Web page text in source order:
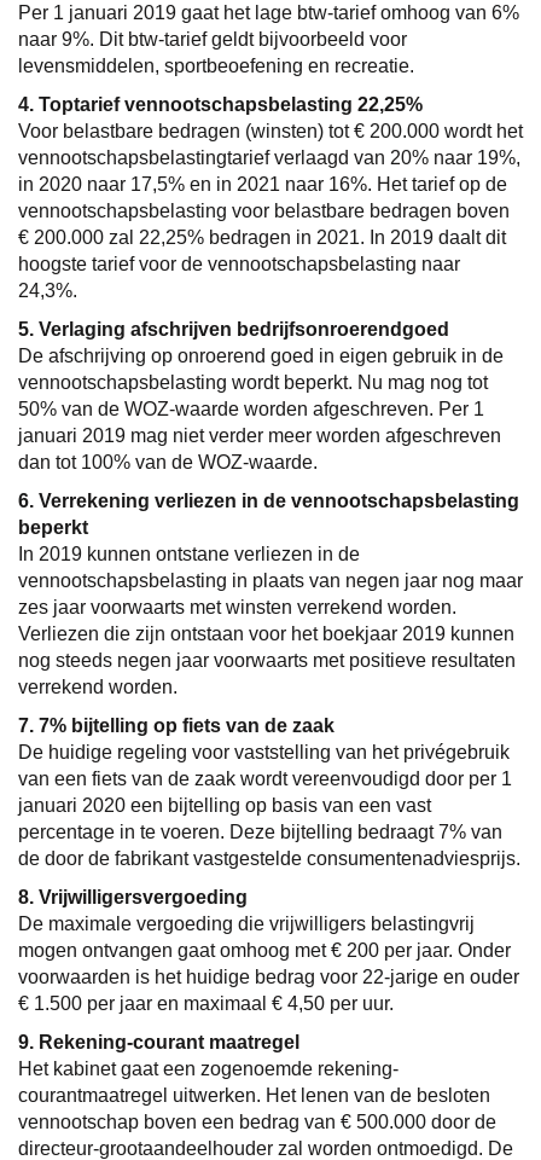
Per 1 januari 2019 gaat het lage btw-tarief omhoog van 6%
naar 9%. Dit btw-tarief geldt bijvoorbeeld voor
levensmiddelen, sportbeoefening en recreatie.
4. Toptarief vennootschapsbelasting 22,25%
Voor belastbare bedragen (winsten) tot € 200.000 wordt het
vennootschapsbelastingtarief verlaagd van 20% naar 19%,
in 2020 naar 17,5% en in 2021 naar 16%. Het tarief op de
vennootschapsbelasting voor belastbare bedragen boven
€ 200.000 zal 22,25% bedragen in 2021. In 2019 daalt dit
hoogste tarief voor de vennootschapsbelasting naar
24,3%.
5. Verlaging afschrijven bedrijfsonroerendgoed
De afschrijving op onroerend goed in eigen gebruik in de
vennootschapsbelasting wordt beperkt. Nu mag nog tot
50% van de WOZ-waarde worden afgeschreven. Per 1
januari 2019 mag niet verder meer worden afgeschreven
dan tot 100% van de WOZ-waarde.
6. Verrekening verliezen in de vennootschapsbelasting
beperkt
In 2019 kunnen ontstane verliezen in de
vennootschapsbelasting in plaats van negen jaar nog maar
zes jaar voorwaarts met winsten verrekend worden.
Verliezen die zijn ontstaan voor het boekjaar 2019 kunnen
nog steeds negen jaar voorwaarts met positieve resultaten
verrekend worden.
7. 7% bijtelling op fiets van de zaak
De huidige regeling voor vaststelling van het privégebruik
van een fiets van de zaak wordt vereenvoudigd door per 1
januari 2020 een bijtelling op basis van een vast
percentage in te voeren. Deze bijtelling bedraagt 7% van
de door de fabrikant vastgestelde consumentenadviesprijs.
8. Vrijwilligersvergoeding
De maximale vergoeding die vrijwilligers belastingvrij
mogen ontvangen gaat omhoog met € 200 per jaar. Onder
voorwaarden is het huidige bedrag voor 22-jarige en ouder
€ 1.500 per jaar en maximaal € 4,50 per uur.
9. Rekening-courant maatregel
Het kabinet gaat een zogenoemde rekening-
courantmaatregel uitwerken. Het lenen van de besloten
vennootschap boven een bedrag van € 500.000 door de
directeur-grootaandeelhouder zal worden ontmoedigd. De